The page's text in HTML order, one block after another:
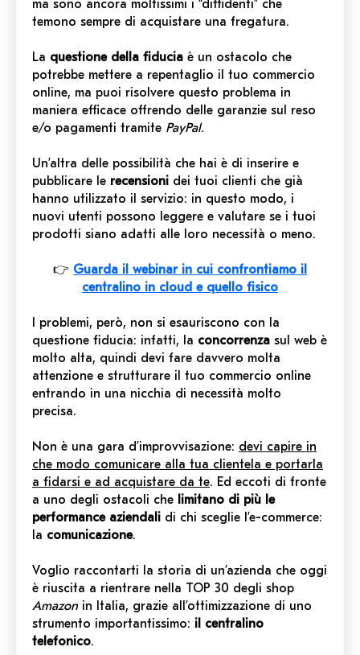
ma sono ancora moltissimi i “diffidenti” che
temono sempre di acquistare una fregatura.
La questione della fiducia è un ostacolo che
potrebbe mettere a repentaglio il tuo commercio
online, ma puoi risolvere questo problema in
maniera efficace offrendo delle garanzie sul reso
e/o pagamenti tramite PayPal.
Un’altra delle possibilità che hai è di inserire e
pubblicare le recensioni dei tuoi clienti che già
hanno utilizzato il servizio: in questo modo, i
nuovi utenti possono leggere e valutare se i tuoi
prodotti siano adatti alle loro necessità o meno.
👉 Guarda il webinar in cui confrontiamo il
centralino in cloud e quello fisico
I problemi, però, non si esauriscono con la
questione fiducia: infatti, la concorrenza sul web è
molto alta, quindi devi fare davvero molta
attenzione e strutturare il tuo commercio online
entrando in una nicchia di necessità molto
precisa.
Non è una gara d’improvvisazione: devi capire in
che modo comunicare alla tua clientela e portarla
a fidarsi e ad acquistare da te. Ed eccoti di fronte
a uno degli ostacoli che limitano di più le
performance aziendali di chi sceglie l’e-commerce:
la comunicazione.
Voglio raccontarti la storia di un’azienda che oggi
è riuscita a rientrare nella TOP 30 degli shop
Amazonin Italia, grazie all’ottimizzazione di uno
strumento importantissimo: il centralino
telefonico.